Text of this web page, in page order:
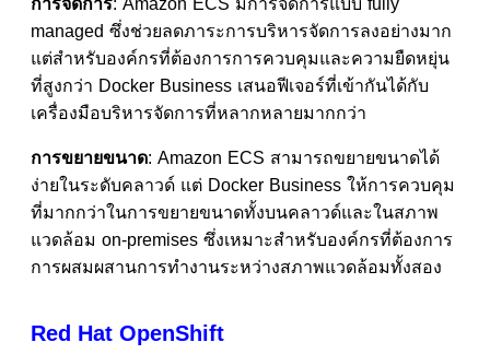
การจัดการ: Amazon ECS มีการจัดการแบบ fully
managed ซึ่งช่วยลดภาระการบริหารจัดการลงอย่างมาก
แต่สำหรับองค์กรที่ต้องการการควบคุมและความยืดหยุ่น
ที่สูงกว่า Docker Business เสนอฟีเจอร์ที่เข้ากันได้กับ
เครื่องมือบริหารจัดการที่หลากหลายมากกว่า
การขยายขนาด: Amazon ECS สามารถขยายขนาดได้
ง่ายในระดับคลาวด์ แต่ Docker Business ให้การควบคุม
ที่มากกว่าในการขยายขนาดทั้งบนคลาวด์และในสภาพ
แวดล้อม on-premises ซึ่งเหมาะสำหรับองค์กรที่ต้องการ
การผสมผสานการทำงานระหว่างสภาพแวดล้อมทั้งสอง
Red Hat OpenShift